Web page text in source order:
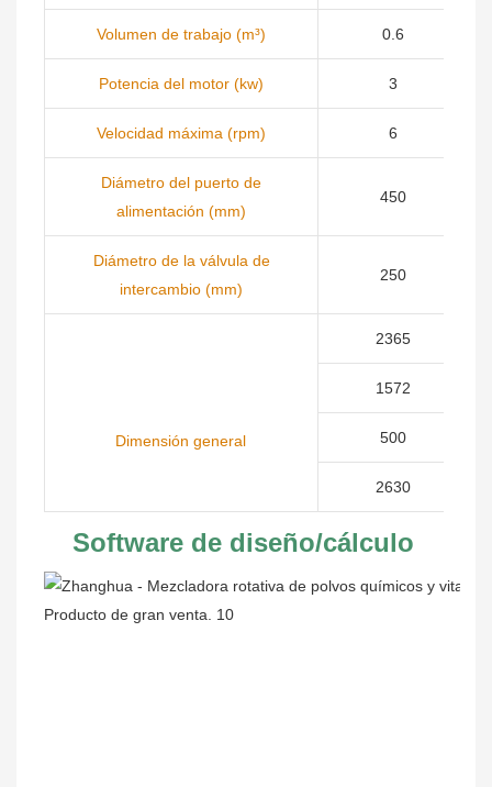
Volumen de trabajo (m³) 0.6
Potencia del motor (kw) 3
Velocidad máxima (rpm) 6
Diámetro del puerto de
alimentación (mm)
450
Diámetro de la válvula de
intercambio (mm)
250
Dimensión general
2365
1572
500
2630
Software de diseño/cálculo